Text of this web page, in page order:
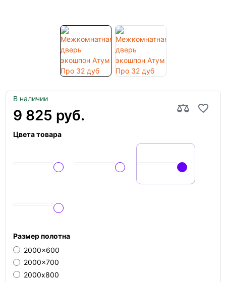
В наличии
9 825 руб.
Цвета товара
Размер полотна
2000x600
2000x700
2000х800